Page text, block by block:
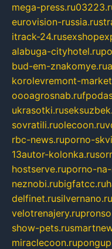
mega-press.ru
eurovision-russia.ru
itrack-24.ru
alabuga-cityhotel.ru
bud-em-znakomye.ru
korolevremont-
oooagrosnab.ru
ukrasotki.ru
sovratili.ruolecoon.ru
rbc-news.ruporno-
13autor-kolonka.ru
hostserve.ruporno-
neznobi.rubigfatcc.ru
delfinet.rusilvernano.ru
velotrenajery.ru
show-pets.ru
miraclecoon.ru